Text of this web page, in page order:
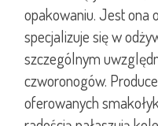
opakowaniu. Jest ona
specjalizuje się w
szczególnym
czworonogów.
oferowanych